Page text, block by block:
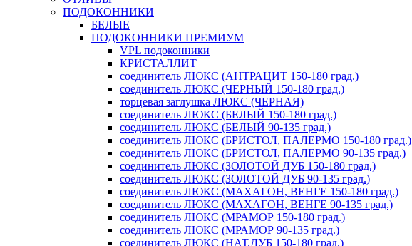
ПОДОКОННИКИ
БЕЛЫЕ
ПОДОКОННИКИ ПРЕМИУМ
VPL подоконники
КРИСТАЛЛИТ
соединитель ЛЮКС (АНТРАЦИТ 150-180 град.)
соединитель ЛЮКС (ЧЕРНЫЙ 150-180 град.)
торцевая заглушка ЛЮКС (ЧЕРНАЯ)
соединитель ЛЮКС (БЕЛЫЙ 150-180 град.)
соединитель ЛЮКС (БЕЛЫЙ 90-135 град.)
соединитель ЛЮКС (БРИСТОЛ, ПАЛЕРМО 150-180 град.)
соединитель ЛЮКС (БРИСТОЛ, ПАЛЕРМО 90-135 град.)
соединитель ЛЮКС (ЗОЛОТОЙ ДУБ 150-180 град.)
соединитель ЛЮКС (ЗОЛОТОЙ ДУБ 90-135 град.)
соединитель ЛЮКС (МАХАГОН, ВЕНГЕ 150-180 град.)
соединитель ЛЮКС (МАХАГОН, ВЕНГЕ 90-135 град.)
соединитель ЛЮКС (МРАМОР 150-180 град.)
соединитель ЛЮКС (МРАМОР 90-135 град.)
соединитель ЛЮКС (НАТ.ДУБ 150-180 град.)